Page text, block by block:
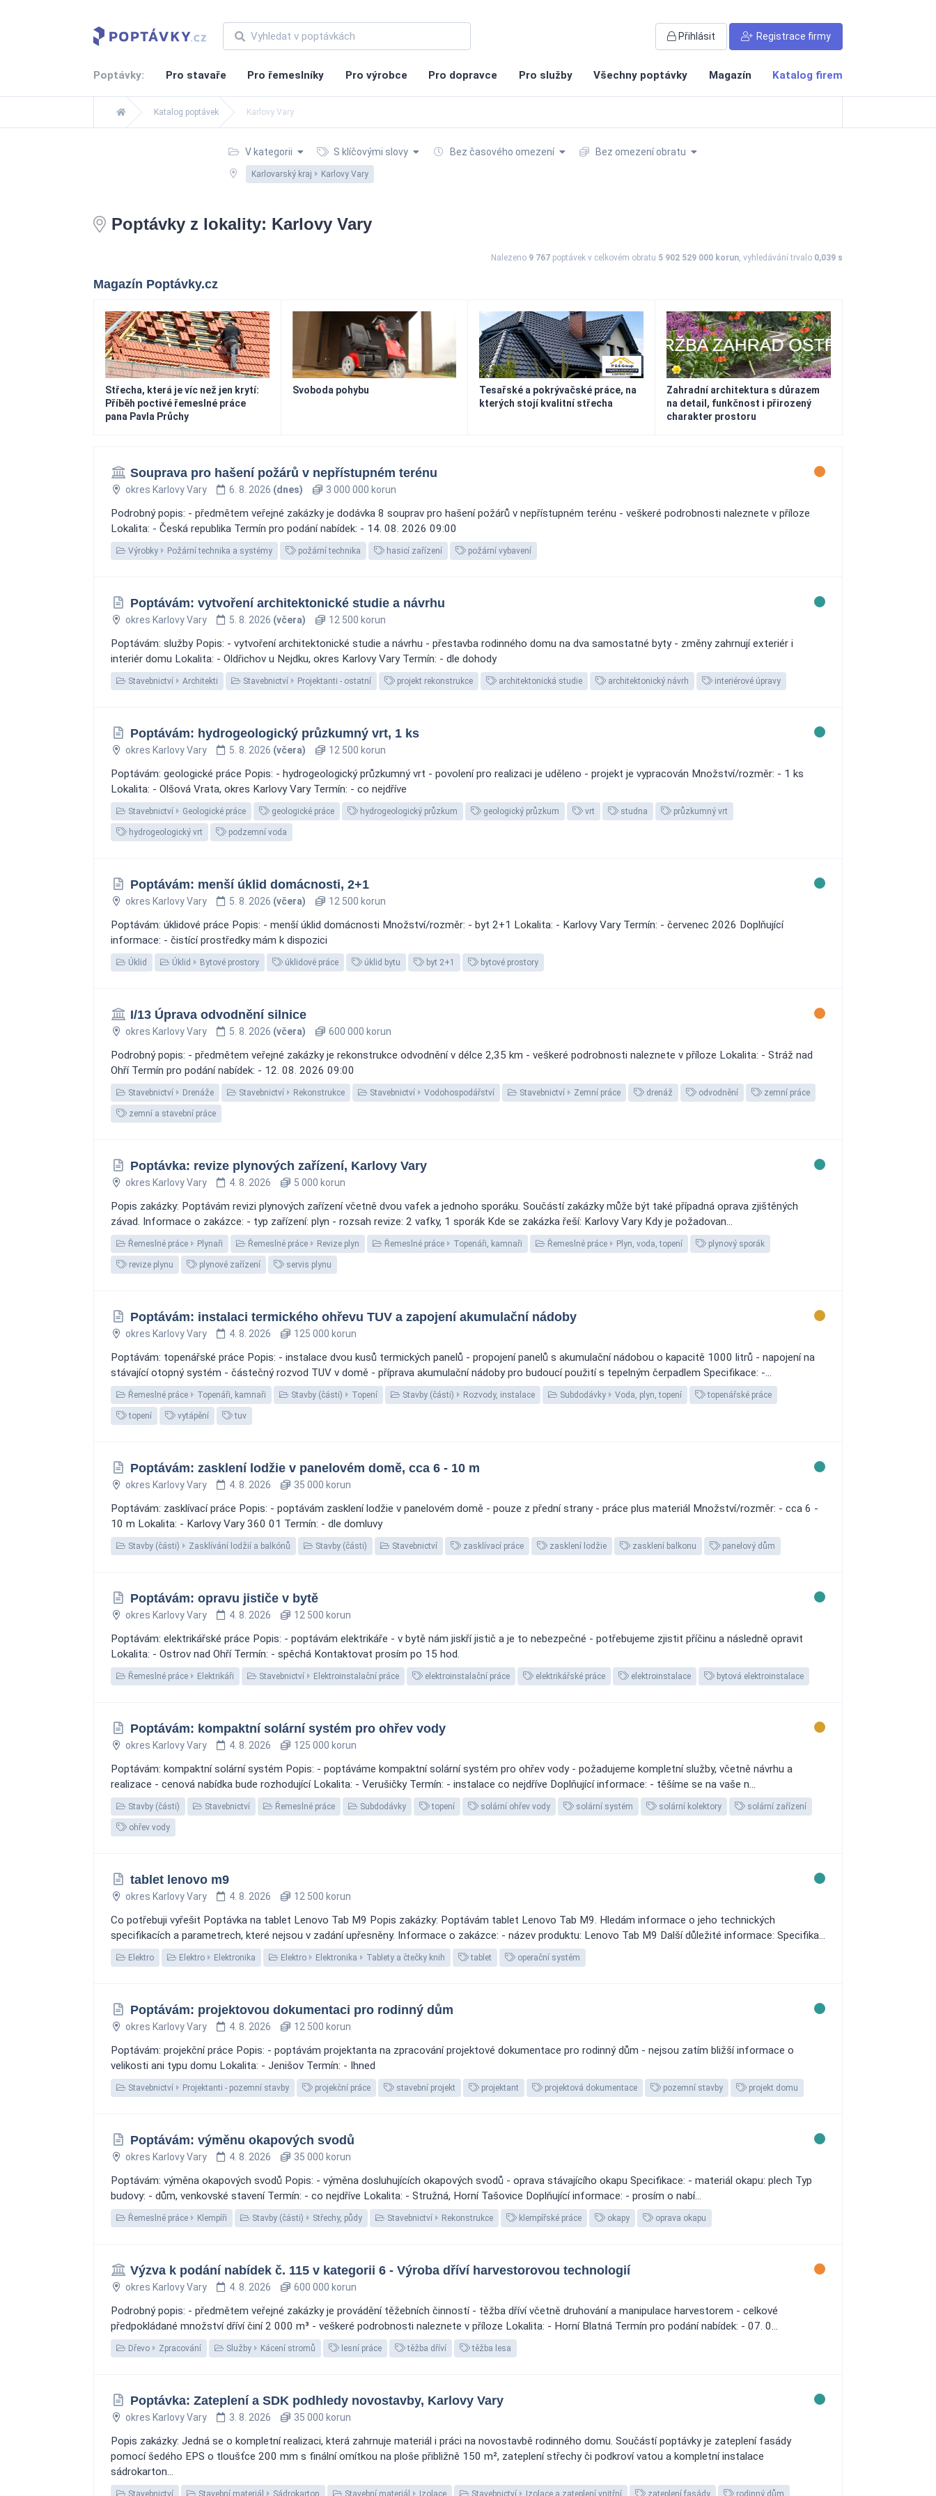
Přihlásit Registrace firmy
Poptávky: Pro stavaře Pro řemeslníky Pro výrobce Pro dopravce Pro služby Všechny poptávky Magazín Katalog firem
Katalog poptávek Karlovy Vary
V kategorii S klíčovými slovy Bez časového omezení Bez omezení obratu
Karlovarský kraj Karlovy Vary
Poptávky z lokality: Karlovy Vary
Nalezeno 9 767 poptávek v celkovém obratu 5 902 529 000 korun, vyhledávání trvalo 0,039 s
Magazín Poptávky.cz
Střecha, která je víc než jen krytí:
Příběh poctivé řemeslné práce
pana Pavla Průchy
Svoboda pohybu
Tesařské a pokrývačské práce, na
kterých stojí kvalitní střecha
Zahradní architektura s důrazem
na detail, funkčnost i přirozený
charakter prostoru
Souprava pro hašení požárů v nepřístupném terénu
okres Karlovy Vary 6. 8. 2026 (dnes) 3 000 000 korun
Podrobný popis: - předmětem veřejné zakázky je dodávka 8 souprav pro hašení požárů v nepřístupném terénu - veškeré podrobnosti naleznete v příloze
Lokalita: - Česká republika Termín pro podání nabídek: - 14. 08. 2026 09:00
Výrobky Požární technika a systémy požární technika hasicí zařízení požární vybavení
Poptávám: vytvoření architektonické studie a návrhu
okres Karlovy Vary 5. 8. 2026 (včera) 12 500 korun
Poptávám: služby Popis: - vytvoření architektonické studie a návrhu - přestavba rodinného domu na dva samostatné byty - změny zahrnují exteriér i
interiér domu Lokalita: - Oldřichov u Nejdku, okres Karlovy Vary Termín: - dle dohody
Stavebnictví Architekti Stavebnictví Projektanti - ostatní projekt rekonstrukce architektonická studie architektonický návrh interiérové úpravy
Poptávám: hydrogeologický průzkumný vrt, 1 ks
okres Karlovy Vary 5. 8. 2026 (včera) 12 500 korun
Poptávám: geologické práce Popis: - hydrogeologický průzkumný vrt - povolení pro realizaci je uděleno - projekt je vypracován Množství/rozměr: - 1 ks
Lokalita: - Olšová Vrata, okres Karlovy Vary Termín: - co nejdříve
Stavebnictví Geologické práce geologické práce hydrogeologický průzkum geologický průzkum vrt studna průzkumný vrt
hydrogeologický vrt podzemní voda
Poptávám: menší úklid domácnosti, 2+1
okres Karlovy Vary 5. 8. 2026 (včera) 12 500 korun
Poptávám: úklidové práce Popis: - menší úklid domácnosti Množství/rozměr: - byt 2+1 Lokalita: - Karlovy Vary Termín: - červenec 2026 Doplňující
informace: - čistící prostředky mám k dispozici
Úklid Úklid Bytové prostory úklidové práce úklid bytu byt 2+1 bytové prostory
I/13 Úprava odvodnění silnice
okres Karlovy Vary 5. 8. 2026 (včera) 600 000 korun
Podrobný popis: - předmětem veřejné zakázky je rekonstrukce odvodnění v délce 2,35 km - veškeré podrobnosti naleznete v příloze Lokalita: - Stráž nad
Ohří Termín pro podání nabídek: - 12. 08. 2026 09:00
Stavebnictví Drenáže Stavebnictví Rekonstrukce Stavebnictví Vodohospodářství Stavebnictví Zemní práce drenáž odvodnění zemní práce
zemní a stavební práce
Poptávka: revize plynových zařízení, Karlovy Vary
okres Karlovy Vary 4. 8. 2026 5 000 korun
Popis zakázky: Poptávám revizi plynových zařízení včetně dvou vafek a jednoho sporáku. Součástí zakázky může být také případná oprava zjištěných
závad. Informace o zakázce: - typ zařízení: plyn - rozsah revize: 2 vafky, 1 sporák Kde se zakázka řeší: Karlovy Vary Kdy je požadovan...
Řemeslné práce Plynaři Řemeslné práce Revize plyn Řemeslné práce Topenáři, kamnaři Řemeslné práce Plyn, voda, topení plynový sporák
revize plynu plynové zařízení servis plynu
Poptávám: instalaci termického ohřevu TUV a zapojení akumulační nádoby
okres Karlovy Vary 4. 8. 2026 125 000 korun
Poptávám: topenářské práce Popis: - instalace dvou kusů termických panelů - propojení panelů s akumulační nádobou o kapacitě 1000 litrů - napojení na
stávající otopný systém - částečný rozvod TUV v domě - příprava akumulační nádoby pro budoucí použití s tepelným čerpadlem Specifikace: -...
Řemeslné práce Topenáři, kamnaři Stavby (části) Topení Stavby (části) Rozvody, instalace Subdodávky Voda, plyn, topení topenářské práce
topení vytápění tuv
Poptávám: zasklení lodžie v panelovém domě, cca 6 - 10 m
okres Karlovy Vary 4. 8. 2026 35 000 korun
Poptávám: zasklívací práce Popis: - poptávám zasklení lodžie v panelovém domě - pouze z přední strany - práce plus materiál Množství/rozměr: - cca 6 -
10 m Lokalita: - Karlovy Vary 360 01 Termín: - dle domluvy
Stavby (části) Zasklívání lodžií a balkónů Stavby (části) Stavebnictví zasklívací práce zasklení lodžie zasklení balkonu panelový dům
Poptávám: opravu jističe v bytě
okres Karlovy Vary 4. 8. 2026 12 500 korun
Poptávám: elektrikářské práce Popis: - poptávám elektrikáře - v bytě nám jiskří jistič a je to nebezpečné - potřebujeme zjistit příčinu a následně opravit
Lokalita: - Ostrov nad Ohří Termín: - spěchá Kontaktovat prosím po 15 hod.
Řemeslné práce Elektrikáři Stavebnictví Elektroinstalační práce elektroinstalační práce elektrikářské práce elektroinstalace bytová elektroinstalace
Poptávám: kompaktní solární systém pro ohřev vody
okres Karlovy Vary 4. 8. 2026 125 000 korun
Poptávám: kompaktní solární systém Popis: - poptáváme kompaktní solární systém pro ohřev vody - požadujeme kompletní služby, včetně návrhu a
realizace - cenová nabídka bude rozhodující Lokalita: - Verušičky Termín: - instalace co nejdříve Doplňující informace: - těšíme se na vaše n...
Stavby (části) Stavebnictví Řemeslné práce Subdodávky topení solární ohřev vody solární systém solární kolektory solární zařízení
ohřev vody
tablet lenovo m9
okres Karlovy Vary 4. 8. 2026 12 500 korun
Co potřebuji vyřešit Poptávka na tablet Lenovo Tab M9 Popis zakázky: Poptávám tablet Lenovo Tab M9. Hledám informace o jeho technických
specifikacích a parametrech, které nejsou v zadání upřesněny. Informace o zakázce: - název produktu: Lenovo Tab M9 Další důležité informace: Specifika...
Elektro Elektro Elektronika Elektro Elektronika Tablety a čtečky knih tablet operační systém
Poptávám: projektovou dokumentaci pro rodinný dům
okres Karlovy Vary 4. 8. 2026 12 500 korun
Poptávám: projekční práce Popis: - poptávám projektanta na zpracování projektové dokumentace pro rodinný dům - nejsou zatím bližší informace o
velikosti ani typu domu Lokalita: - Jenišov Termín: - Ihned
Stavebnictví Projektanti - pozemní stavby projekční práce stavební projekt projektant projektová dokumentace pozemní stavby projekt domu
Poptávám: výměnu okapových svodů
okres Karlovy Vary 4. 8. 2026 35 000 korun
Poptávám: výměna okapových svodů Popis: - výměna dosluhujících okapových svodů - oprava stávajícího okapu Specifikace: - materiál okapu: plech Typ
budovy: - dům, venkovské stavení Termín: - co nejdříve Lokalita: - Stružná, Horní Tašovice Doplňující informace: - prosím o nabí...
Řemeslné práce Klempíři Stavby (části) Střechy, půdy Stavebnictví Rekonstrukce klempířské práce okapy oprava okapu
Výzva k podání nabídek č. 115 v kategorii 6 - Výroba dříví harvestorovou technologií
okres Karlovy Vary 4. 8. 2026 600 000 korun
Podrobný popis: - předmětem veřejné zakázky je provádění těžebních činností - těžba dříví včetně druhování a manipulace harvestorem - celkové
předpokládané množství dříví činí 2 000 m³ - veškeré podrobnosti naleznete v příloze Lokalita: - Horní Blatná Termín pro podání nabídek: - 07. 0...
Dřevo Zpracování Služby Kácení stromů lesní práce těžba dříví těžba lesa
Poptávka: Zateplení a SDK podhledy novostavby, Karlovy Vary
okres Karlovy Vary 3. 8. 2026 35 000 korun
Popis zakázky: Jedná se o kompletní realizaci, která zahrnuje materiál i práci na novostavbě rodinného domu. Součástí poptávky je zateplení fasády
pomocí šedého EPS o tloušťce 200 mm s finální omítkou na ploše přibližně 150 m², zateplení střechy či podkroví vatou a kompletní instalace
sádrokarton...
Stavebnictví Stavební materiál Sádrokarton Stavební materiál Izolace Stavebnictví Izolace a zateplení vnitřní zateplení fasády rodinný dům